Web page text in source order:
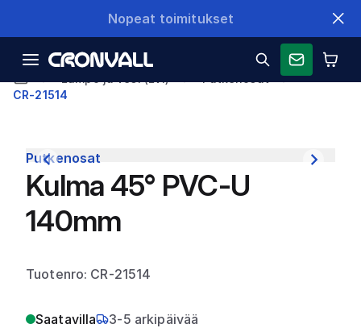
Nopeat toimitukset
CR-21514
Putkenosat
Kulma 45° PVC-U
140mm
Tuotenro: CR-21514
Saatavilla 3-5 arkipäivää